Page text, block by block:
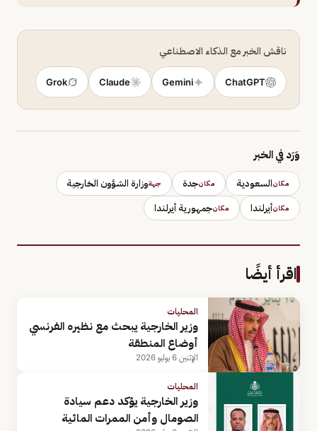
ناقش الخبر مع الذكاء الاصطناعي
ChatGPT
Gemini
Claude
Grok
وَرَد في الخبر
مكانالسعودية مكانجدة جهةوزارة الشؤون الخارجية
مكانأيرلندا مكانجمهورية أيرلندا
اقرأ أيضًا
المحليات
وزير الخارجية يبحث مع نظيره الفرنسي
أوضاع المنطقة
الإثنين 6 يوليو 2026
المحليات
وزير الخارجية يؤكد دعم سيادة
الصومال وأمن الممرات المائية